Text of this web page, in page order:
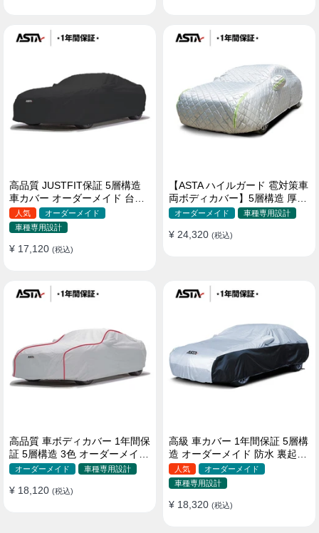
高品質 JUSTFIT保証 5層構造
車カバー オーダーメイド 台風
対策 裏起毛 防水 耐久性 傷保護
人気
オーダーメイド
車種専用設計
¥ 17,120 (税込)
【ASTA ハイルガード 雹対策車
両ボディカバー】5層構造 厚手
オーダーメイド 凍結防止 防雪
ィカバー
オーダーメイド 車種専用設計
¥ 24,320 (税込)
高品質 車ボディカバー 1年間保
証 5層構造 3色 オーダーメイド
裏起毛 防風防水 四季
オーダーメイド 車種専用設計
¥ 18,120 (税込)
高級 車カバー 1年間保証 5層構
造 オーダーメイド 防水 裏起毛
台風対策 黄砂対策 車種専用
人気
オーダーメイド
車種専用設計
¥ 18,320 (税込)